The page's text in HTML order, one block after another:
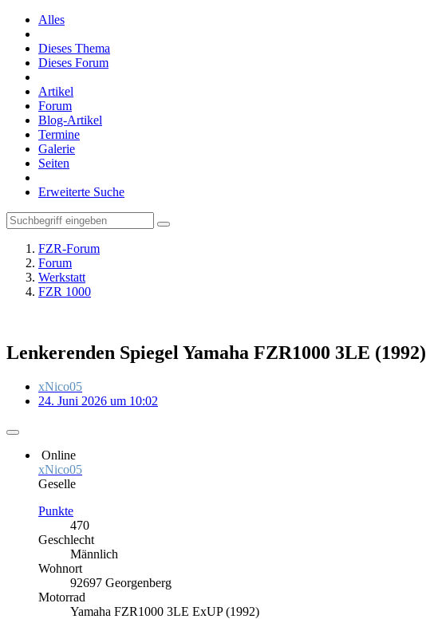
Alles
Dieses Thema
Dieses Forum
Artikel
Forum
Blog-Artikel
Termine
Galerie
Seiten
Erweiterte Suche
FZR-Forum
Forum
Werkstatt
FZR 1000
Lenkerenden Spiegel Yamaha FZR1000 3LE (1992)
xNico05
24. Juni 2026 um 10:02
Online
xNico05
Geselle
Punkte
470
Geschlecht
Männlich
Wohnort
92697 Georgenberg
Motorrad
Yamaha FZR1000 3LE ExUP (1992)